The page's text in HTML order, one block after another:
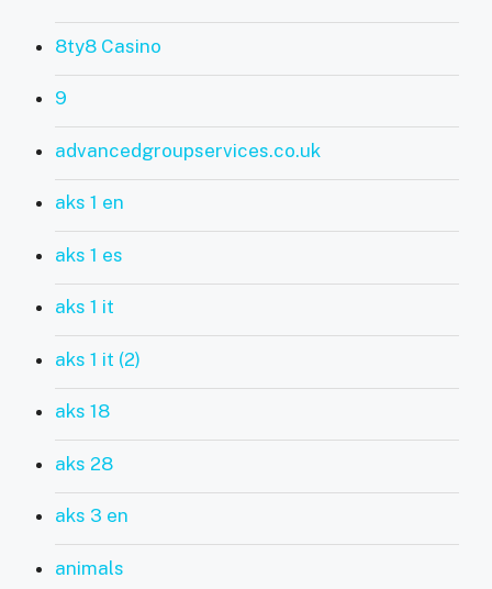
8ty8 Casino
9
advancedgroupservices.co.uk
aks 1 en
aks 1 es
aks 1 it
aks 1 it (2)
aks 18
aks 28
aks 3 en
animals